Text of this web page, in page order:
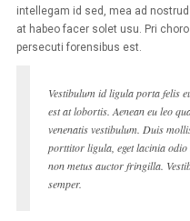
intellegam id sed, mea ad
at habeo facer solet usu. Pri
persecuti forensibus est.
Vestibulum id ligula porta felis
est at lobortis. Aenean eu leo
venenatis vestibulum. Duis
porttitor ligula, eget lacinia
non metus auctor fringilla.
semper.